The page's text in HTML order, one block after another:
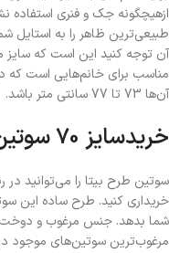
ازهیچگونه جک و فنری
طبیعی‌ترین ظاهر را به استایل
آن توجه کنید این است که سایز
آن‌ها 73 تا 77 سانتی متر باشد.
خریدسایز 70
سوتین طرح بیتا را می‌توانید
خریداری کنید. طرح ساده این
شما بدهد. جنس مرغوب و دوخت
مرغوب‌ترین سوتین‌های موجود در